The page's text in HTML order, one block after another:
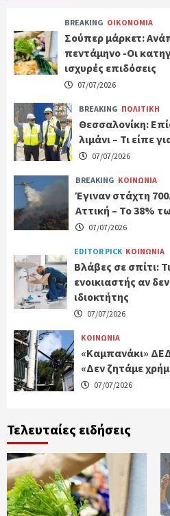
BREAKING ΟΙΚΟΝΟΜΙΑ
Σούπερ μάρκετ:
πεντάμηνο -Οι
ισχυρές επιδόσεις
07/07/2026
BREAKING ΠΟΛΙΤΙΚΗ
Θεσσαλονίκη:
λιμάνι – Τι είπε
07/07/2026
BREAKING ΚΟΙΝΩΝΙΑ
Έγιναν στάχτη
Αττική – Το 38%
07/07/2026
EDITOR PICK ΚΟΙΝΩΝΙΑ
Βλάβες σε σπίτι:
ενοικιαστής αν
ιδιοκτήτης
07/07/2026
ΚΟΙΝΩΝΙΑ
«Καμπανάκι»
«Δεν ζητάμε
07/07/2026
Τελευταίες ειδήσεις